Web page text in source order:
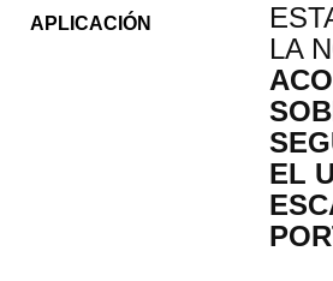
APLICACIÓN
LA
EL